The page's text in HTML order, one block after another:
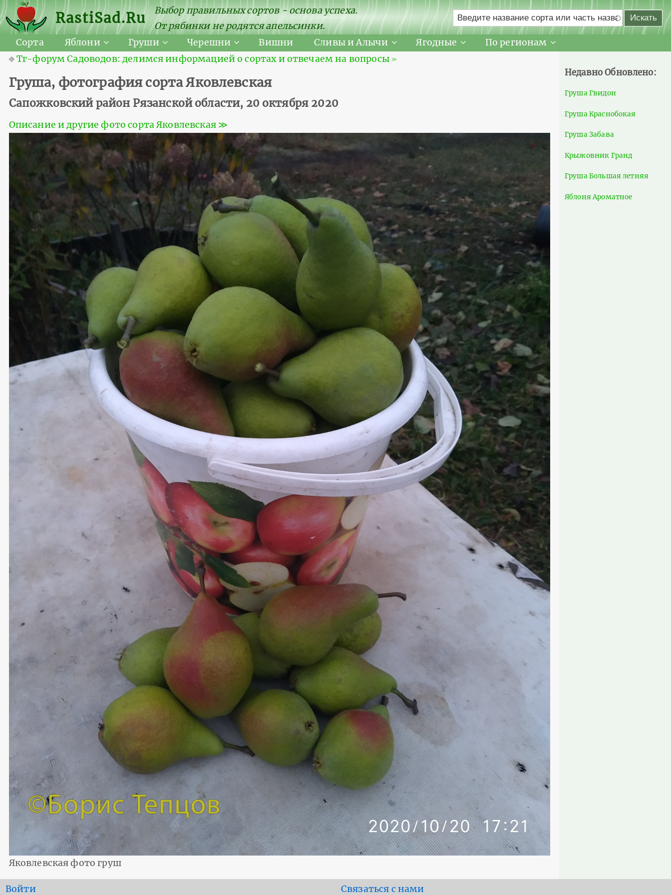
RastiSad.Ru
Выбор правильных сортов - основа успеха.
От рябинки не родятся апельсинки.
Сорта
Яблони Груши Черешни Вишни Сливы и Алычи Ягодные
По регионам
⎆Тг-форум Садоводов: делимся информацией о сортах и отвечаем на вопросы ≫
Груша, фотография сорта Яковлевская
Сапожковский район Рязанской области, 20 октября 2020
Описание и другие фото сорта Яковлевская ≫
Яковлевская фото груш
Недавно Обновлено:
Груша Гвидон
Груша Краснобокая
Груша Забава
Крыжовник Гранд
Груша Большая летняя
Яблоня Ароматное
User
Войти Footer
Связаться с нами